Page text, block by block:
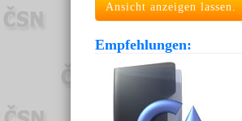
Ansicht anzeigen lassen.
Empfehlungen: